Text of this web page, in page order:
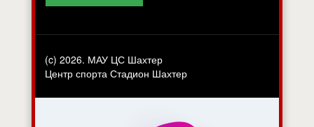
(c) 2026. МАУ ЦС Шахтер
Центр спорта Стадион Шахтер